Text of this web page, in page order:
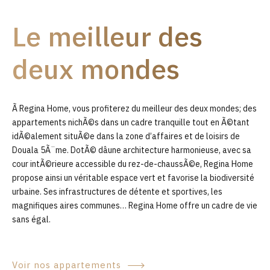
0
Le meilleur des
deux mondes
Ã Regina Home, vous profiterez du meilleur des deux mondes; des
appartements nichÃ©s dans un cadre tranquille tout en Ã©tant
idÃ©alement situÃ©e dans la zone d’affaires et de loisirs de
Douala 5Ã¨me. DotÃ© dâune architecture harmonieuse, avec sa
cour intÃ©rieure accessible du rez-de-chaussÃ©e, Regina Home
propose ainsi un véritable espace vert et favorise la biodiversité
urbaine. Ses infrastructures de détente et sportives, les
magnifiques aires communes… Regina Home offre un cadre de vie
sans égal.
Voir nos appartements